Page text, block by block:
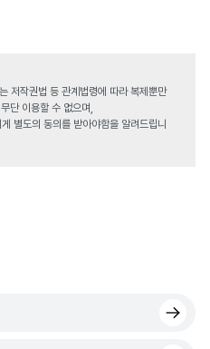
저작권법 등 관계법령에 따라 복제뿐만
단 이용할 수 없으며,
별도의 동의를 받아야함을 알려드립니